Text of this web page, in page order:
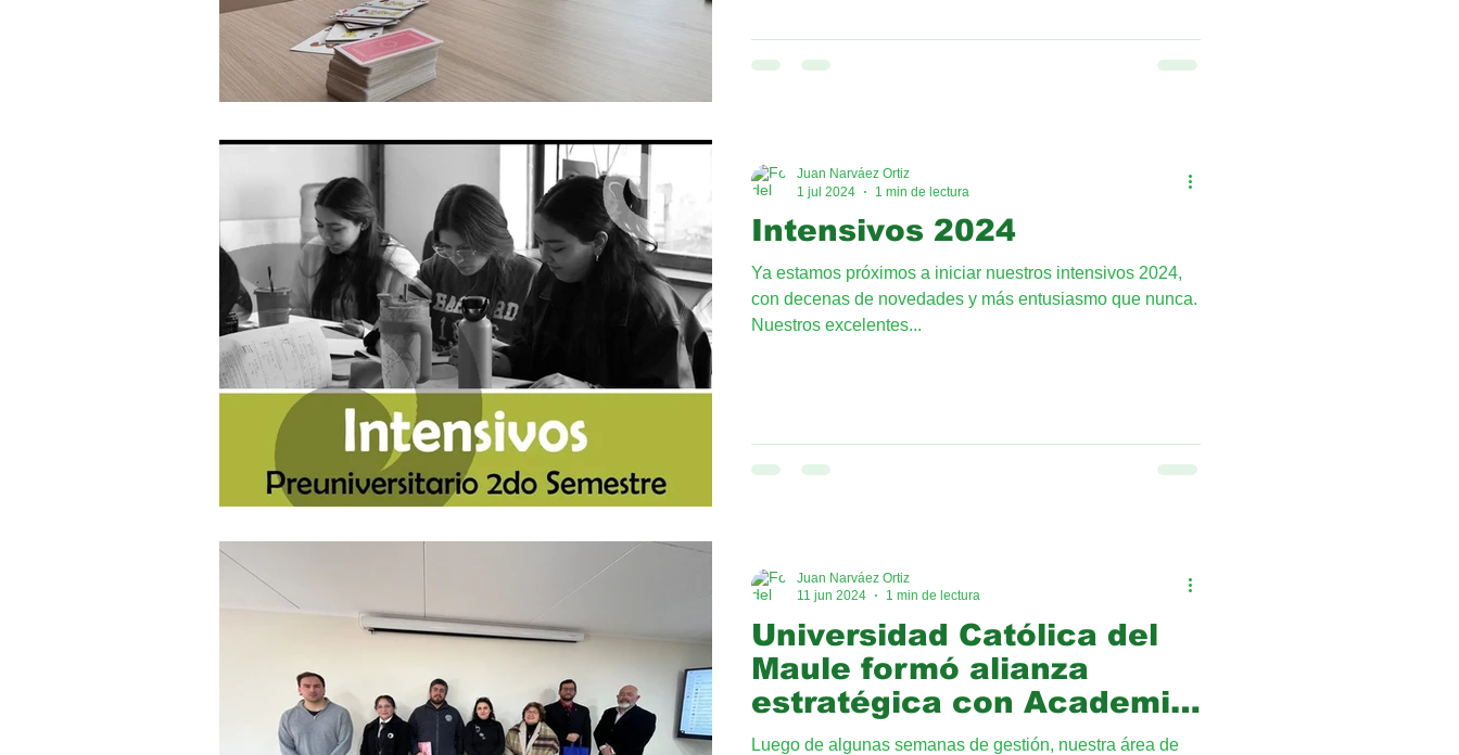
manera; Academia-Familia-Estudiantes. Estamos muy
Intensivos 2024
Ya estamos próximos a iniciar nuestros intensivos 2024,
con decenas de novedades y más entusiasmo que nunca.
Nuestros excelentes...
Juan Narváez Ortiz
1 jul 2024
1 min de lectura
Universidad Católica del
Maule formó alianza
estratégica con Academia
Narvezzi
Luego de algunas semanas de gestión, nuestra área de
Juan Narváez Ortiz
11 jun 2024
1 min de lectura